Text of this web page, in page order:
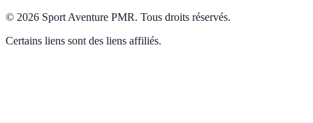
© 2026 Sport Aventure PMR. Tous droits réservés.
Certains liens sont des liens affiliés.